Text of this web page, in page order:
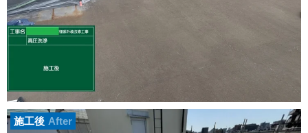
施工後 After